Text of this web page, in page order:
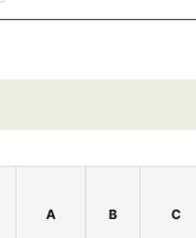
A B C